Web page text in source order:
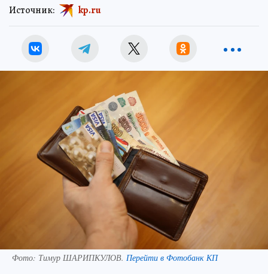
Источник: kp.ru
Фото: Тимур ШАРИПКУЛОВ. Перейти в Фотобанк КП